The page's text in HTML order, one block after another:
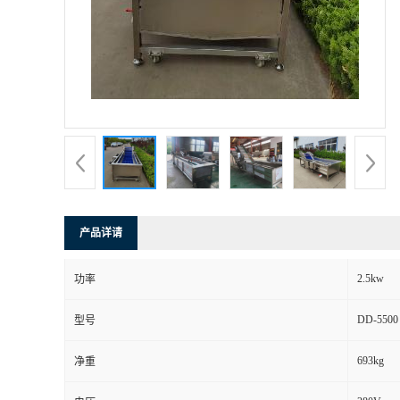
产品详请
功率 2.5kw
型号 DD-5500
净重 693kg